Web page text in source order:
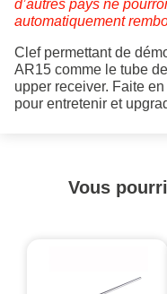
d’autres pays ne
automatiquement
Clef permettant de
AR15 comme le tube
upper receiver. Faite
pour entretenir et
Vous